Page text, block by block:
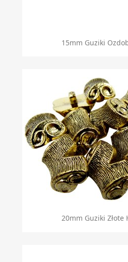
15mm Guziki
20mm Guziki Złote